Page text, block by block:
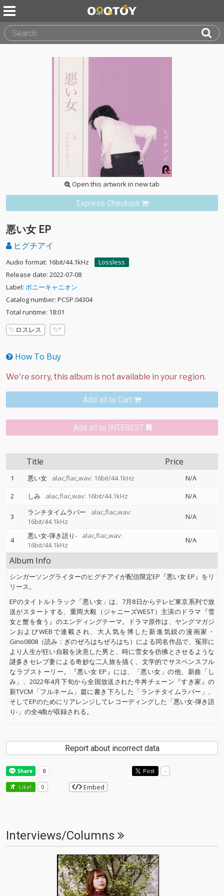
Open this artwork in new tab
Express Checkout
悪い女 EP
ヒグチアイ
Audio format: 16bit/44.1kHz
Lossless
Release date: 2022-07-08
Label: ポニーキャニオン
Catalog number: PCSP.04304
Total runtime: 18:01
ロスレス
How To Buy
Add all to Cart
Add all to INTEREST
Title Price
1 悪い女 alac,flac,wav: 16bit/44.1kHz
N/A
2
しみ alac,flac,wav: 16bit/44.1kHz N/A
3 ランチタイムラバー
alac,flac,wav:
16bit/44.1kHz
N/A
4 悪い女-弾き語り-
alac,flac,wav:
16bit/44.1kHz
N/A
Album Info
シンガーソングライターのヒグチアイが配信限定EP『悪い女 EP』をリ
リース。
EPのタイトルトラック「悪い女」は、7月8日からテレビ東京系列で放
送がスタートする、重岡大毅（ジャニーズWEST）主演のドラマ『雪
女と蟹を食う』のエンディングテーマ。ドラマ原作は、ヤングマガジ
ンおよびWEBで連載され、大人気を博した新進気鋭の漫画家・
Gino0808（読み：ぎのぜろはちぜろはち）による同名作品で、冤罪に
より人生が狂い自殺を決意した男と、時に雪女を彷彿とさせるような
謎多きセレブ妻による奇妙な二人旅を描く、文学的でサスペンスフル
なラブストーリー。『悪い女 EP』には、「悪い女」の他、新曲「し
み」、2022年4月下旬から全国放送された牛丼チェーン『すき家』の
新TVCM「フルネーム」篇に書き下ろした「ランチタイムラバー」、
そしてEPのためにリアレンジしてレコーディングした「悪い女-弾き語
り-」の全4曲が収録される。
Report about incorrect data
Post -
Like! 0 Embed
Interviews/Columns